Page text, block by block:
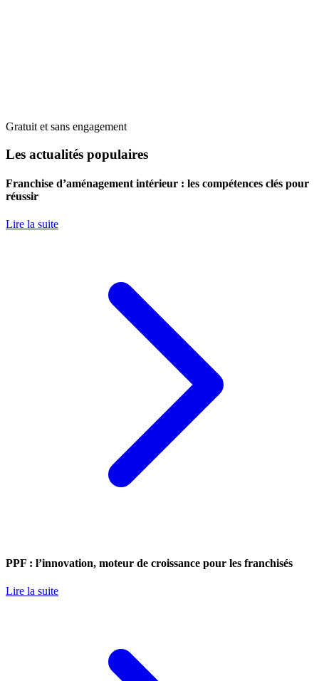
Gratuit et sans engagement
Les actualités populaires
Franchise d’aménagement intérieur : les compétences clés pour
réussir
Lire la suite
PPF : l’innovation, moteur de croissance pour les franchisés
Lire la suite